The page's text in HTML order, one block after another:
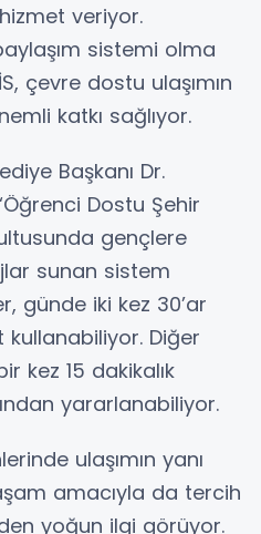
veriyor.
sistemi olma
çevre dostu ulaşımın
katkı sağlıyor.
Başkanı Dr.
Dostu Şehir
gençlere
sunan sistem
günde iki kez 30’ar
Diğer
kez 15 dakikalık
yararlanabiliyor.
ulaşımın yanı
amacıyla da tercih
yoğun ilgi görüyor.